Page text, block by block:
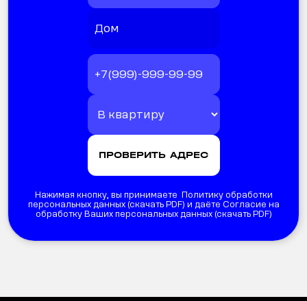
Нажимая кнопку, вы принимаете Политику обработки
персональных данных (скачать PDF) и даёте Согласие на
обработку Ваших персональных данных (скачать PDF)